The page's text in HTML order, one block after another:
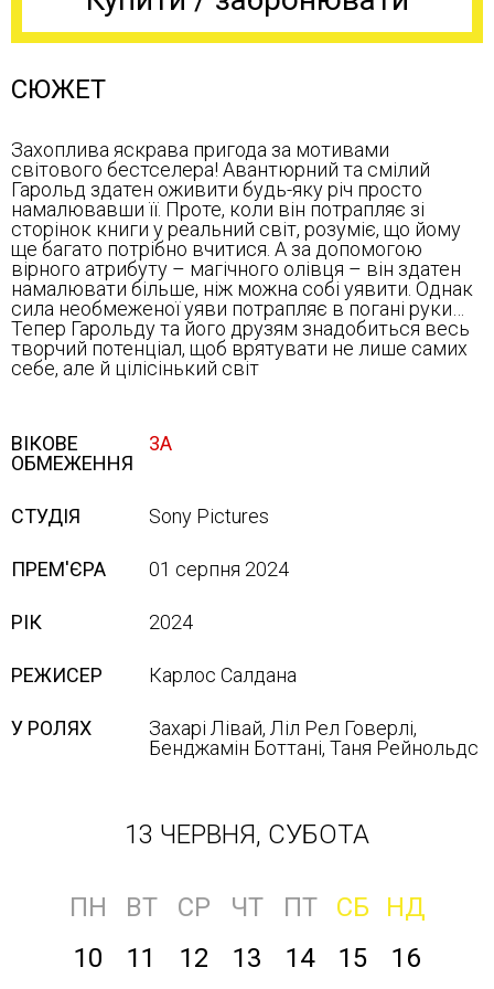
СЮЖЕТ
Захоплива яскрава пригода за мотивами
світового бестселера! Авантюрний та смілий
Гарольд здатен оживити будь-яку річ просто
намалювавши її. Проте, коли він потрапляє зі
сторінок книги у реальний світ, розуміє, що йому
ще багато потрібно вчитися. А за допомогою
вірного атрибуту – магічного олівця – він здатен
намалювати більше, ніж можна собі уявити. Однак
сила необмеженої уяви потрапляє в погані руки…
Тепер Гарольду та його друзям знадобиться весь
творчий потенціал, щоб врятувати не лише самих
себе, але й цілісінький світ
ВІКОВЕ
ОБМЕЖЕННЯ
3А
СТУДІЯ Sony Pісtures
ПРЕМ'ЄРА 01 серпня 2024
РІК 2024
РЕЖИСЕР Карлос Салдана
У РОЛЯХ
Захарі Лівай, Ліл Рел Говерлі,
Бенджамін Боттані, Таня Рейнольдс
13 ЧЕРВНЯ, СУБОТА
ПН ВТ СР ЧТ ПТ СБ
НД
10
11 12 13 14 15 16